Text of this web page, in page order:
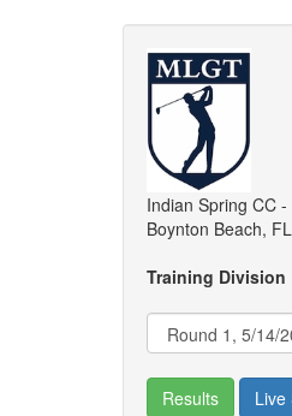
Indian Spring CC
Boynton Beach,
Training Division
Results Live